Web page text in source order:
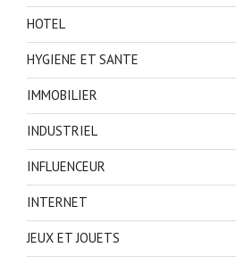
HOTEL
HYGIENE ET SANTE
IMMOBILIER
INDUSTRIEL
INFLUENCEUR
INTERNET
JEUX ET JOUETS